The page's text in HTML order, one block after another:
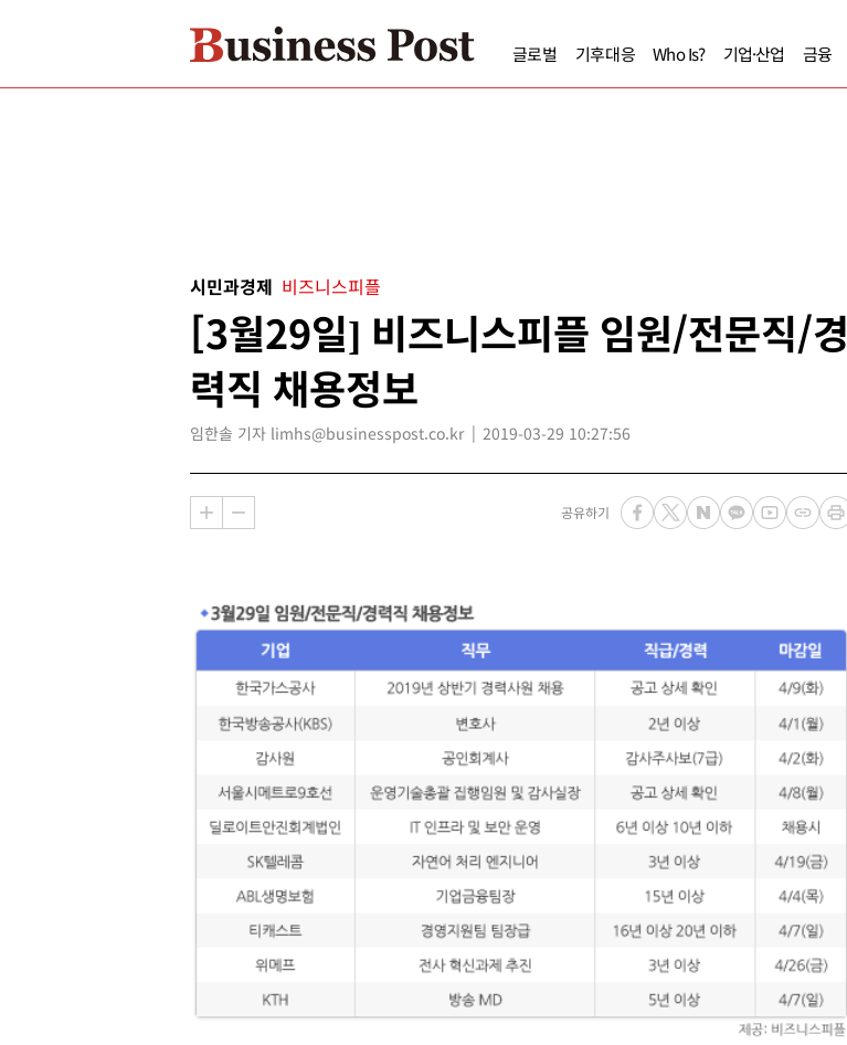
글로벌 기후대응 Who Is? 기업·산업 금융
시민과경제 비즈니스피플
[3월29일] 비즈니스피플 임원/전문직/경
력직 채용정보
임한솔 기자 limhs@businesspost.co.kr 2019-03-29 10:27:56
공유하기